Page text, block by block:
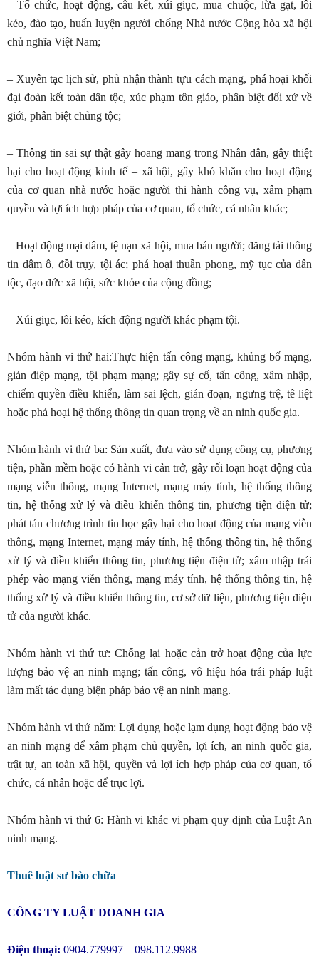
– Tổ chức, hoạt động, câu kết, xúi giục, mua chuộc, lừa gạt, lôi
kéo, đào tạo, huấn luyện người chống Nhà nước Cộng hòa xã hội
chủ nghĩa Việt Nam;
– Xuyên tạc lịch sử, phủ nhận thành tựu cách mạng, phá hoại khối
đại đoàn kết toàn dân tộc, xúc phạm tôn giáo, phân biệt đối xử về
giới, phân biệt chủng tộc;
– Thông tin sai sự thật gây hoang mang trong Nhân dân, gây thiệt
hại cho hoạt động kinh tế – xã hội, gây khó khăn cho hoạt động
của cơ quan nhà nước hoặc người thi hành công vụ, xâm phạm
quyền và lợi ích hợp pháp của cơ quan, tổ chức, cá nhân khác;
– Hoạt động mại dâm, tệ nạn xã hội, mua bán người; đăng tải thông
tin dâm ô, đồi trụy, tội ác; phá hoại thuần phong, mỹ tục của dân
tộc, đạo đức xã hội, sức khỏe của cộng đồng;
– Xúi giục, lôi kéo, kích động người khác phạm tội.
Nhóm hành vi thứ hai:Thực hiện tấn công mạng, khủng bố mạng,
gián điệp mạng, tội phạm mạng; gây sự cố, tấn công, xâm nhập,
chiếm quyền điều khiển, làm sai lệch, gián đoạn, ngưng trệ, tê liệt
hoặc phá hoại hệ thống thông tin quan trọng về an ninh quốc gia.
Nhóm hành vi thứ ba: Sản xuất, đưa vào sử dụng công cụ, phương
tiện, phần mềm hoặc có hành vi cản trở, gây rối loạn hoạt động của
mạng viễn thông, mạng Internet, mạng máy tính, hệ thống thông
tin, hệ thống xử lý và điều khiển thông tin, phương tiện điện tử;
phát tán chương trình tin học gây hại cho hoạt động của mạng viễn
thông, mạng Internet, mạng máy tính, hệ thống thông tin, hệ thống
xử lý và điều khiển thông tin, phương tiện điện tử; xâm nhập trái
phép vào mạng viễn thông, mạng máy tính, hệ thống thông tin, hệ
thống xử lý và điều khiển thông tin, cơ sở dữ liệu, phương tiện điện
tử của người khác.
Nhóm hành vi thứ tư: Chống lại hoặc cản trở hoạt động của lực
lượng bảo vệ an ninh mạng; tấn công, vô hiệu hóa trái pháp luật
làm mất tác dụng biện pháp bảo vệ an ninh mạng.
Nhóm hành vi thứ năm: Lợi dụng hoặc lạm dụng hoạt động bảo vệ
an ninh mạng để xâm phạm chủ quyền, lợi ích, an ninh quốc gia,
trật tự, an toàn xã hội, quyền và lợi ích hợp pháp của cơ quan, tổ
chức, cá nhân hoặc để trục lợi.
Nhóm hành vi thứ 6: Hành vi khác vi phạm quy định của Luật An
ninh mạng.
Thuê luật sư bào chữa
CÔNG TY LUẬT DOANH GIA
Điện thoại: 0904.779997 – 098.112.9988